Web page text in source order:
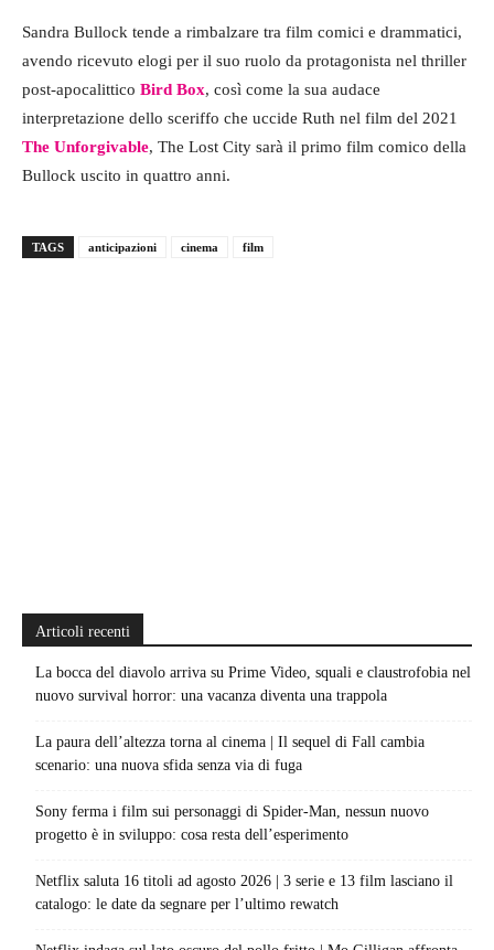
Sandra Bullock tende a rimbalzare tra film comici e drammatici,
avendo ricevuto elogi per il suo ruolo da protagonista nel thriller
post-apocalittico Bird Box, così come la sua audace
interpretazione dello sceriffo che uccide Ruth nel film del 2021
The Unforgivable, The Lost City sarà il primo film comico della
Bullock uscito in quattro anni.
TAGS anticipazioni cinema film
Articoli recenti
La bocca del diavolo arriva su Prime Video, squali e claustrofobia nel
nuovo survival horror: una vacanza diventa una trappola
La paura dell’altezza torna al cinema | Il sequel di Fall cambia
scenario: una nuova sfida senza via di fuga
Sony ferma i film sui personaggi di Spider-Man, nessun nuovo
progetto è in sviluppo: cosa resta dell’esperimento
Netflix saluta 16 titoli ad agosto 2026 | 3 serie e 13 film lasciano il
catalogo: le date da segnare per l’ultimo rewatch